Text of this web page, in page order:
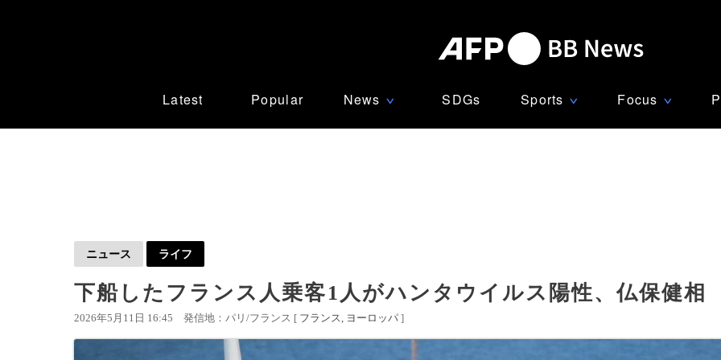
Latest Popular News ∨ SDGs Sports ∨ Focus ∨
ニュース ライフ
下船したフランス人乗客1人がハンタウイルス陽性、仏保健相
2026年5月11日 16:45 発信地：パリ/フランス [ フランス ヨーロッパ ]